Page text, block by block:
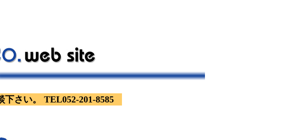
さい。 TEL052-201-8585